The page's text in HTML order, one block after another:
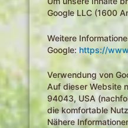
Google LLC (1600
Weitere
Google: https://
Verwendung von
Auf dieser Website
94043, USA
die komfortable
Nähere